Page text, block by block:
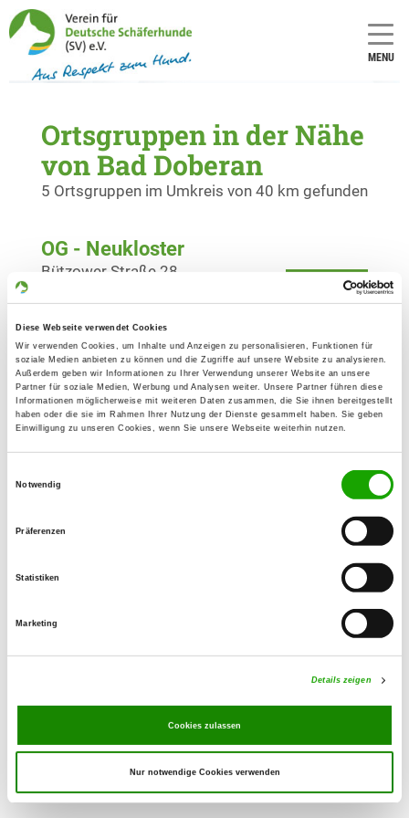
Diese Webseite verwendet Cookies
Wir verwenden Cookies, um Inhalte und Anzeigen zu personalisieren, Funktionen für
soziale Medien anbieten zu können und die Zugriffe auf unsere Website zu analysieren.
Außerdem geben wir Informationen zu Ihrer Verwendung unserer Website an unsere
Partner für soziale Medien, Werbung und Analysen weiter. Unsere Partner führen diese
Informationen möglicherweise mit weiteren Daten zusammen, die Sie ihnen bereitgestellt
haben oder die sie im Rahmen Ihrer Nutzung der Dienste gesammelt haben. Sie geben
Einwilligung zu unseren Cookies, wenn Sie unsere Webseite weiterhin nutzen.
Notwendig
Präferenzen
Statistiken
Marketing
Details zeigen
Cookies zulassen
Nur notwendige Cookies verwenden
MENU
Ortsgruppen in der Nähe
von Bad Doberan
5 Ortsgruppen im Umkreis von 40 km gefunden
OG - Neukloster
Details
Bützower Straße 28
OG - Rostock
Details
Ligusterweg 1 A
18146 Rostock-Toitenwinkel
OG - Selpin
Details
Hohen Tannen 1 B
Details
OG - Neu Mühle
18276 Mistorf